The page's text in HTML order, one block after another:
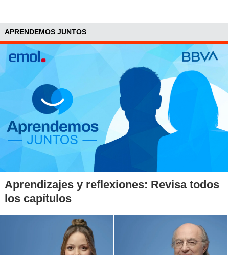
APRENDEMOS JUNTOS
Aprendizajes y reflexiones: Revisa todos
los capítulos